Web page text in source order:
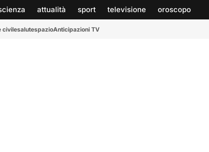
attualità sport televisione oroscopo
civilesalutespazioAnticipazioni TV